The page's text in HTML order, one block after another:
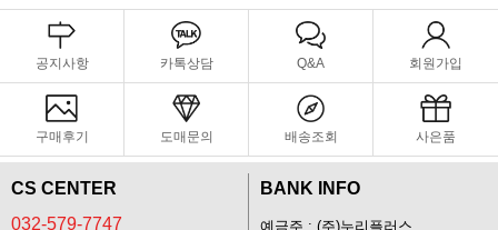
공지사항 카톡상담 Q&A 회원가입
구매후기 도매문의 배송조회 사은품
CS CENTER
032-579-7747
BANK INFO
예금주 : (주)누리플러스